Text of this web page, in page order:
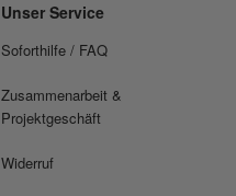
Unser Service
Soforthilfe / FAQ
Zusammenarbeit &
Projektgeschäft
Widerruf